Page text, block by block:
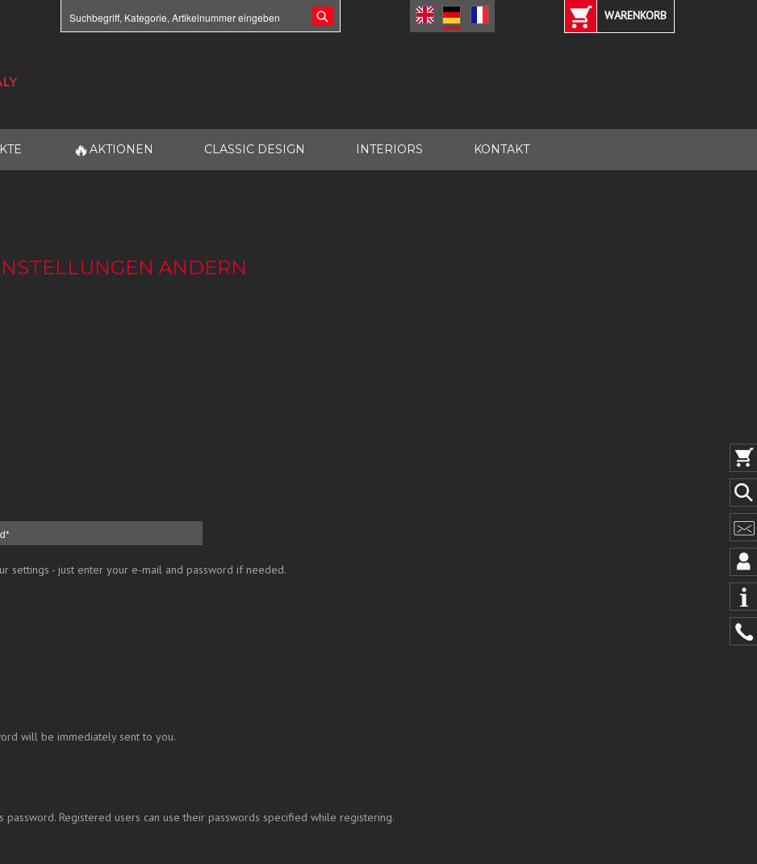
WARENKORB
🔥 AKTIONEN CLASSIC DESIGN INTERIORS KONTAKT
ÄNDERN
settings - just enter your e-mail and password if needed.
will be immediately sent to you.
Registered users can use their passwords specified while registering.